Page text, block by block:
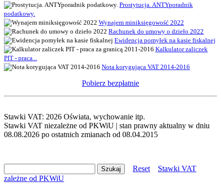
Prostytucja. ANTYporadnik
podatkowy.
Wynajem miniksięgowość 2022
Rachunek do umowy o dzieło 2022
Ewidencja pomyłek na kasie fiskalnej
Kalkulator zaliczek
PIT - praca...
Nota korygująca VAT 2014-2016
Pobierz bezpłatnie
Stawki VAT: 2026 Oświata, wychowanie itp.
Stawki VAT niezależne od PKWiU | stan prawny aktualny w dniu
08.08.2026 po ostatnich zmianach od 08.04.2015
Reset
Stawki VAT
zależne od PKWiU